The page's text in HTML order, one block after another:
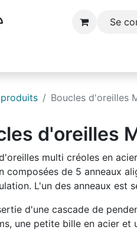
Se
Boucles d'oreilles
d'oreilles
multi créoles en
composées de 5 anneaux
L'un des anneaux est
d'une cascade de
une petite bille en acier et